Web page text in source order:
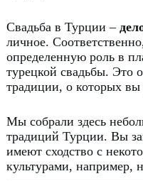
Свадьба в Турции –
личное.
определенную роль в
турецкой свадьбы. Это
традиции, о которых вы
Мы собрали здесь
традиций Турции. Вы
имеют сходство с
культурами, например,